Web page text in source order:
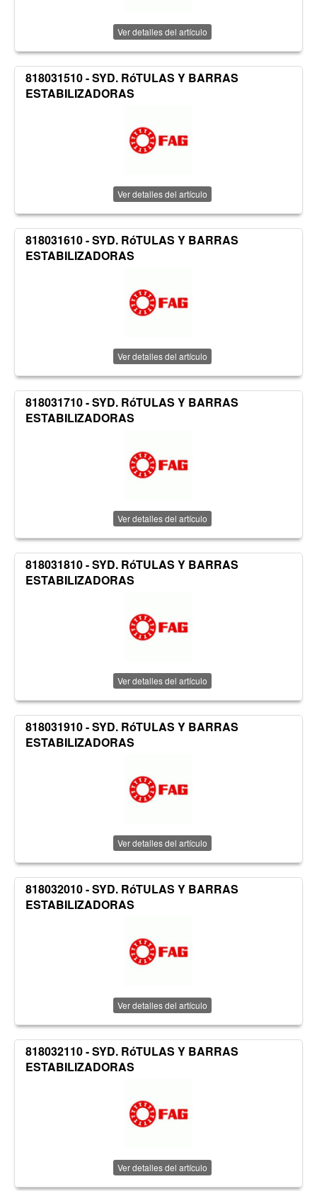
Ver detalles del artículo
818031510 - SYD. RóTULAS Y BARRAS
ESTABILIZADORAS
Ver detalles del artículo
818031610 - SYD. RóTULAS Y BARRAS
ESTABILIZADORAS
Ver detalles del artículo
818031710 - SYD. RóTULAS Y BARRAS
ESTABILIZADORAS
Ver detalles del artículo
818031810 - SYD. RóTULAS Y BARRAS
ESTABILIZADORAS
Ver detalles del artículo
818031910 - SYD. RóTULAS Y BARRAS
ESTABILIZADORAS
Ver detalles del artículo
818032010 - SYD. RóTULAS Y BARRAS
ESTABILIZADORAS
Ver detalles del artículo
818032110 - SYD. RóTULAS Y BARRAS
ESTABILIZADORAS
Ver detalles del artículo